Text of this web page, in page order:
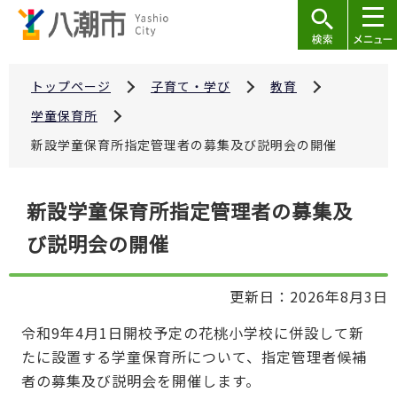
トップページ 子育て・学び
教育
学童保育所
新設学童保育所指定管理者の募集及び説明会の開催
新設学童保育所指定管理者の募集及
び説明会の開催
更新日：2026年8月3日
令和9年4月1日開校予定の花桃小学校に併設して新
たに設置する学童保育所について、指定管理者候補
者の募集及び説明会を開催します。